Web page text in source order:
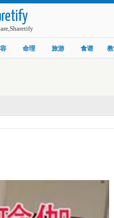
命理 旅游 食谱